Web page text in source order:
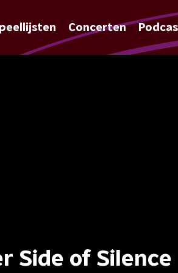
Concerten
Side of Silence